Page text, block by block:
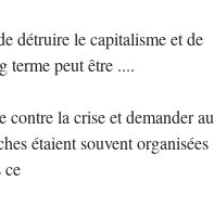
détruire le capitalisme et de
terme peut être ....
contre la crise et demander au
étaient souvent organisées
ce